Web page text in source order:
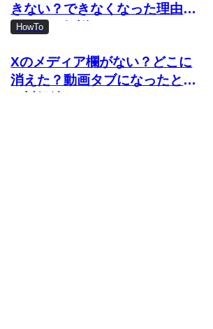
きない？できなくなった理由と
対処法を解説
HowTo
Xのメディア欄がない？どこに
消えた？動画タブになったとき